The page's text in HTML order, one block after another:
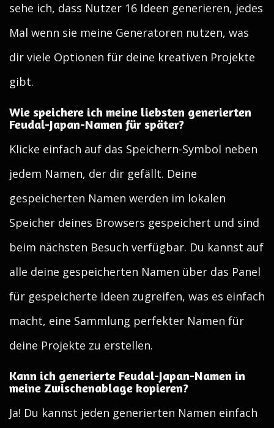
sehe ich, dass Nutzer 16 Ideen generieren, jedes
Mal wenn sie meine Generatoren nutzen, was
dir viele Optionen für deine kreativen Projekte
gibt.
Wie speichere ich meine liebsten generierten
Feudal-Japan-Namen für später?
Klicke einfach auf das Speichern-Symbol neben
jedem Namen, der dir gefällt. Deine
gespeicherten Namen werden im lokalen
Speicher deines Browsers gespeichert und sind
beim nächsten Besuch verfügbar. Du kannst auf
alle deine gespeicherten Namen über das Panel
für gespeicherte Ideen zugreifen, was es einfach
macht, eine Sammlung perfekter Namen für
deine Projekte zu erstellen.
Kann ich generierte Feudal-Japan-Namen in
meine Zwischenablage kopieren?
Ja! Du kannst jeden generierten Namen einfach